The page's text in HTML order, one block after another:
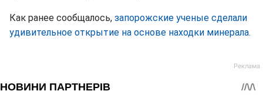
Как ранее сообщалось, запорожские ученые сделали
удивительное открытие на основе находки минерала.